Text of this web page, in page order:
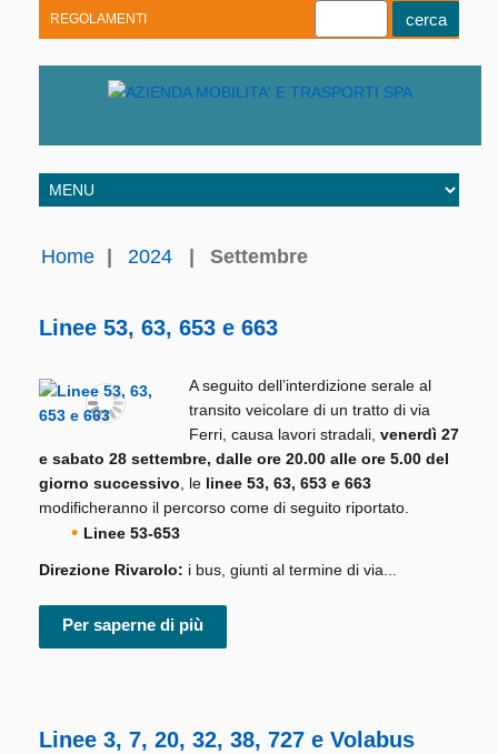
REGOLAMENTI
Home 2024 Settembre
Linee 53, 63, 653 e 663
A seguito dell’interdizione serale al
transito veicolare di un tratto di via
Ferri, causa lavori stradali, venerdì 27
e sabato 28 settembre, dalle ore 20.00 alle ore 5.00 del
giorno successivo, le linee 53, 63, 653 e 663
modificheranno il percorso come di seguito riportato.
Linee 53-653
Direzione Rivarolo: i bus, giunti al termine di via...
Per saperne di più
Linee 3, 7, 20, 32, 38, 727 e Volabus